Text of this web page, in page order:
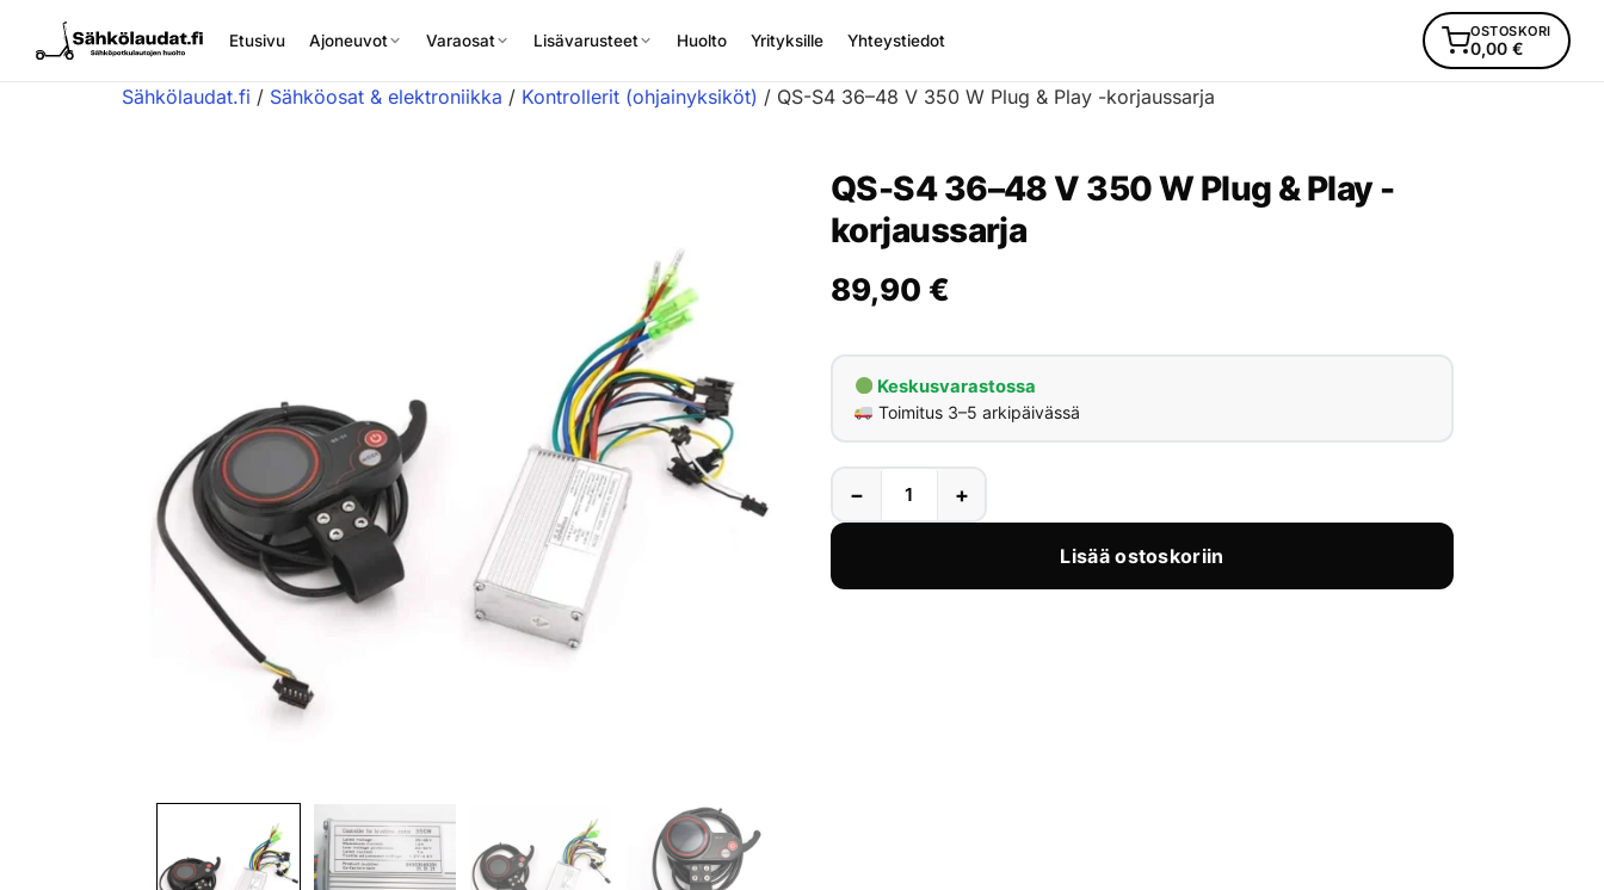
Etusivu Ajoneuvot Varaosat Lisävarusteet Huolto Yrityksille Yhteystiedot OSTOSKORI
0,00 €
Sähkölaudat.fi / Sähköosat & elektroniikka / Kontrollerit (ohjainyksiköt) / QS-S4 36–48 V 350 W Plug & Play -korjaussarja
QS-S4 36–48 V 350 W Plug & Play -
korjaussarja
89,90 €
Keskusvarastossa
Toimitus 3–5 arkipäivässä
− +
Lisää ostoskoriin